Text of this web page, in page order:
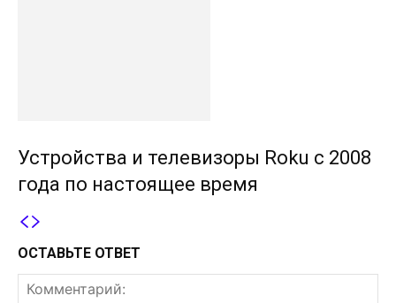
Устройства и телевизоры Roku с 2008
года по настоящее время
ОСТАВЬТЕ ОТВЕТ